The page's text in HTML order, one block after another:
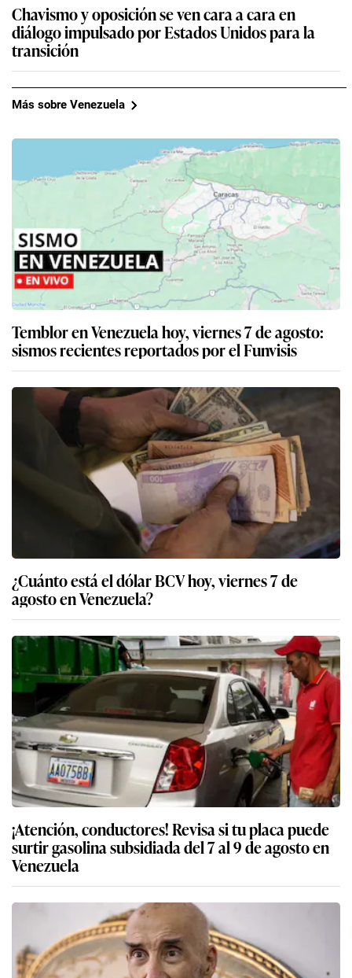
Chavismo y oposición se ven cara a cara en
diálogo impulsado por Estados Unidos para la
transición
Más sobre Venezuela
Temblor en Venezuela hoy, viernes 7 de agosto:
sismos recientes reportados por el Funvisis
¿Cuánto está el dólar BCV hoy, viernes 7 de
agosto en Venezuela?
¡Atención, conductores! Revisa si tu placa puede
surtir gasolina subsidiada del 7 al 9 de agosto en
Venezuela